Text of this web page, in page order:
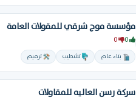
مؤسسة موج شرقي للمقولات العامة
0
0
بناء عام تشطيب ترميم
سركة رسن العاليه للمقاولات